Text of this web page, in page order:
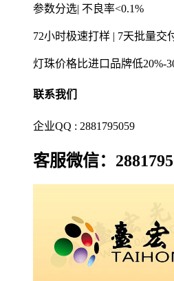
参数分选| 不良率<0.1%
72小时极速打样 | 7天批量交
灯珠价格比进口品牌低20%-
联系我们
企业QQ : 2881795059
客服微信：